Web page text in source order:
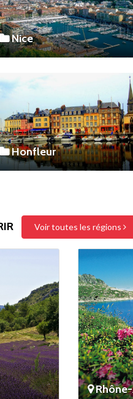
Nice
Honfleur
Voir toutes les régions